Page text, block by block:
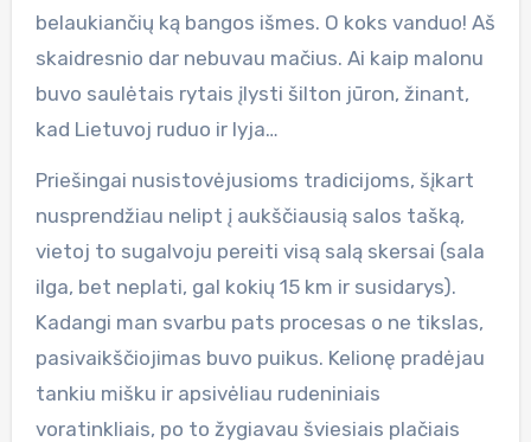
belaukiančių ką bangos išmes. O koks vanduo! Aš
skaidresnio dar nebuvau mačius. Ai kaip malonu
buvo saulėtais rytais įlysti šilton jūron, žinant,
kad Lietuvoj ruduo ir lyja…
Priešingai nusistovėjusioms tradicijoms, šįkart
nusprendžiau nelipt į aukščiausią salos tašką,
vietoj to sugalvoju pereiti visą salą skersai (sala
ilga, bet neplati, gal kokių 15 km ir susidarys).
Kadangi man svarbu pats procesas o ne tikslas,
pasivaikščiojimas buvo puikus. Kelionę pradėjau
tankiu mišku ir apsivėliau rudeniniais
voratinkliais, po to žygiavau šviesiais plačiais